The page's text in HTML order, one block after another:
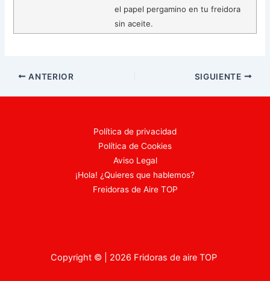
el papel pergamino en tu freidora
sin aceite.
Navegación
ANTERIOR SIGUIENTE
Política de privacidad
Política de Cookies
Aviso Legal
¡Hola! ¿Quieres que hablemos?
Freidoras de Aire TOP
Copyright © | 2026 Fridoras de aire TOP